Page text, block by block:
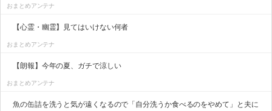
おまとめアンテナ
【心霊・幽霊】見てはいけない何者
おまとめアンテナ
【朗報】今年の夏、ガチで涼しい
おまとめアンテナ
魚の缶詰を洗うと気が遠くなるので「自分洗うか食べるのをやめて」と夫に